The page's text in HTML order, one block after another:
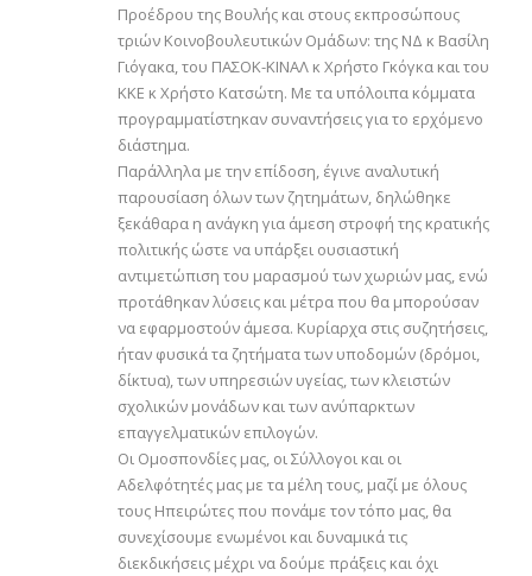
Προέδρου της Βουλής και στους εκπροσώπους
τριών Κοινοβουλευτικών Ομάδων: της ΝΔ κ Βασίλη
Γιόγακα, του ΠΑΣΟΚ-ΚΙΝΑΛ κ Χρήστο Γκόγκα και του
ΚΚΕ κ Χρήστο Κατσώτη. Με τα υπόλοιπα κόμματα
προγραμματίστηκαν συναντήσεις για το ερχόμενο
διάστημα.
Παράλληλα με την επίδοση, έγινε αναλυτική
παρουσίαση όλων των ζητημάτων, δηλώθηκε
ξεκάθαρα η ανάγκη για άμεση στροφή της κρατικής
πολιτικής ώστε να υπάρξει ουσιαστική
αντιμετώπιση του μαρασμού των χωριών μας, ενώ
προτάθηκαν λύσεις και μέτρα που θα μπορούσαν
να εφαρμοστούν άμεσα. Κυρίαρχα στις συζητήσεις,
ήταν φυσικά τα ζητήματα των υποδομών (δρόμοι,
δίκτυα), των υπηρεσιών υγείας, των κλειστών
σχολικών μονάδων και των ανύπαρκτων
επαγγελματικών επιλογών.
Οι Ομοσπονδίες μας, οι Σύλλογοι και οι
Αδελφότητές μας με τα μέλη τους, μαζί με όλους
τους Ηπειρώτες που πονάμε τον τόπο μας, θα
συνεχίσουμε ενωμένοι και δυναμικά τις
διεκδικήσεις μέχρι να δούμε πράξεις και όχι